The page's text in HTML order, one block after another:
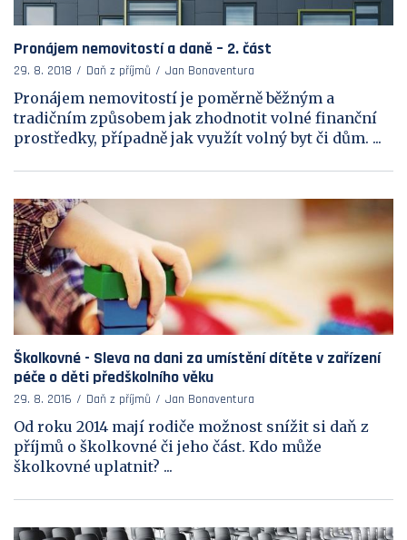
Pronájem nemovitostí a daně – 2. část
29. 8. 2018 Daň z příjmů Jan Bonaventura
Pronájem nemovitostí je poměrně běžným a
tradičním způsobem jak zhodnotit volné finanční
prostředky, případně jak využít volný byt či dům. ...
Školkovné - Sleva na dani za umístění dítěte v zařízení
péče o děti předškolního věku
29. 8. 2016 Daň z příjmů Jan Bonaventura
Od roku 2014 mají rodiče možnost snížit si daň z
příjmů o školkovné či jeho část. Kdo může
školkovné uplatnit? ...